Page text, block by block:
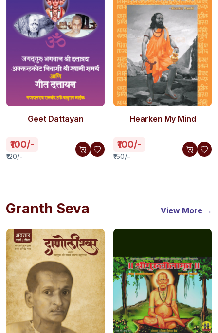
Geet Dattayan
₹100/-
₹120/-
Hearken My Mind
₹100/-
₹150/-
Granth Seva View More →